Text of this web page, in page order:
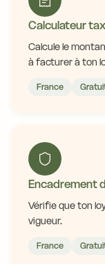
Calculateur
Calcule le
à facturer à ton
France
Encadrement
Vérifie que ton
vigueur.
France